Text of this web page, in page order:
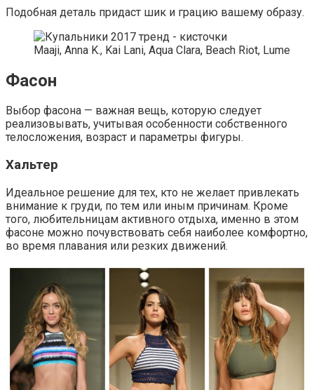
Подобная деталь придаст шик и грацию вашему образу.
Maaji, Anna K., Kai Lani, Aqua Clara, Beach Riot, Lume
Фасон
Выбор фасона — важная вещь, которую следует
реализовывать, учитывая особенности собственного
телосложения, возраст и параметры фигуры.
Хальтер
Идеальное решение для тех, кто не желает привлекать
внимание к груди, по тем или иным причинам. Кроме
того, любительницам активного отдыха, именно в этом
фасоне можно почувствовать себя наиболее комфортно,
во время плавания или резких движений.